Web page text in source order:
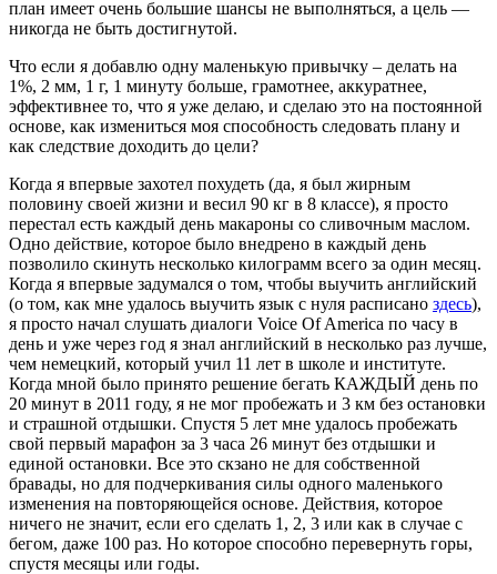
план имеет очень большие шансы не выполняться, а цель —
никогда не быть достигнутой.
Что если я добавлю одну маленькую привычку – делать на
1%, 2 мм, 1 г, 1 минуту больше, грамотнее, аккуратнее,
эффективнее то, что я уже делаю, и сделаю это на постоянной
основе, как измениться моя способность следовать плану и
как следствие доходить до цели?
Когда я впервые захотел похудеть (да, я был жирным
половину своей жизни и весил 90 кг в 8 классе), я просто
перестал есть каждый день макароны со сливочным маслом.
Одно действие, которое было внедрено в каждый день
позволило скинуть несколько килограмм всего за один месяц.
Когда я впервые задумался о том, чтобы выучить английский
(о том, как мне удалось выучить язык с нуля расписано здесь),
я просто начал слушать диалоги Voice Of America по часу в
день и уже через год я знал английский в несколько раз лучше,
чем немецкий, который учил 11 лет в школе и институте.
Когда мной было принято решение бегать КАЖДЫЙ день по
20 минут в 2011 году, я не мог пробежать и 3 км без остановки
и страшной отдышки. Спустя 5 лет мне удалось пробежать
свой первый марафон за 3 часа 26 минут без отдышки и
единой остановки. Все это скзано не для собственной
бравады, но для подчеркивания силы одного маленького
изменения на повторяющейся основе. Действия, которое
ничего не значит, если его сделать 1, 2, 3 или как в случае с
бегом, даже 100 раз. Но которое способно перевернуть горы,
спустя месяцы или годы.